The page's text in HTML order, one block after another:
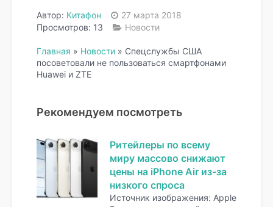
Автор: Китафон
27 марта 2018
Просмотров: 13
Новости
Главная » Новости » Спецслужбы США
посоветовали не пользоваться смартфонами
Huawei и ZTE
Рекомендуем посмотреть
Ритейлеры по всему
миру массово снижают
цены на iPhone Air из-за
низкого спроса
Источник изображения: Apple